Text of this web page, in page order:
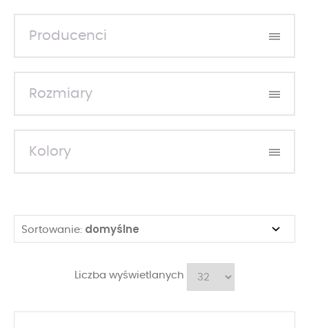
Producenci
Rozmiary
Kolory
Sortowanie: domyślne
Liczba wyświetlanych